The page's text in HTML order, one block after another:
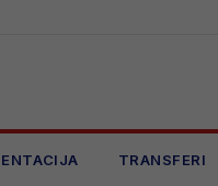
TRANSFERI